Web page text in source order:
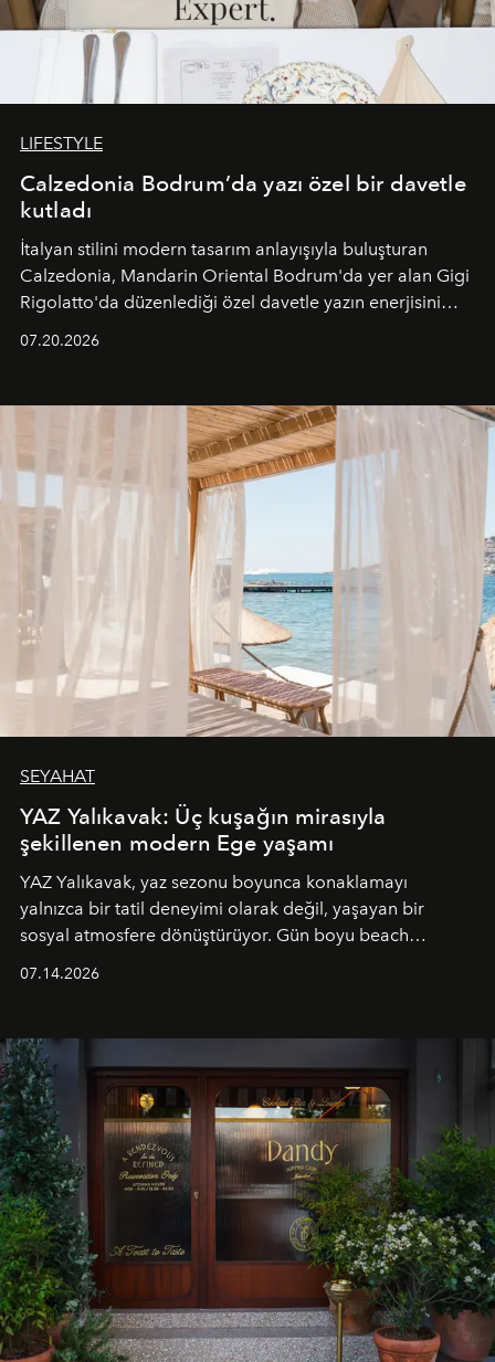
LIFESTYLE
Calzedonia Bodrum’da yazı özel bir davetle
kutladı
İtalyan stilini modern tasarım anlayışıyla buluşturan
Calzedonia, Mandarin Oriental Bodrum'da yer alan Gigi
Rigolatto'da düzenlediği özel davetle yazın enerjisini
07.20.2026
SEYAHAT
YAZ Yalıkavak: Üç kuşağın mirasıyla
şekillenen modern Ege yaşamı
YAZ Yalıkavak, yaz sezonu boyunca konaklamayı
yalnızca bir tatil deneyimi olarak değil, yaşayan bir
sosyal atmosfere dönüştürüyor. Gün boyu beach
tematik gastronomi geceleri misafirlerle buluşuyor.
Paylaşıma, lezzete ve müziğe odaklanan bu özel
akşamlar, YAZ’ın sade lüks anlayışını gün batımından
geceye taşıyarak her hafta farklı bir deneyim sunuyor.
07.14.2026